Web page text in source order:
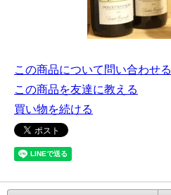
この商品について問い合わせる
この商品を友達に教える
買い物を続ける